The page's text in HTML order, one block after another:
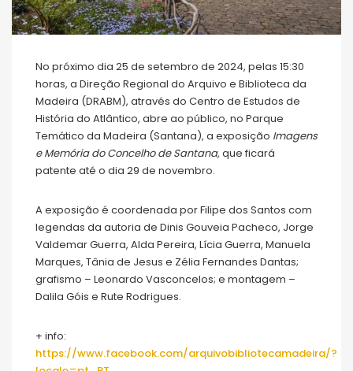
No próximo dia 25 de setembro de 2024, pelas 15:30
horas, a Direção Regional do Arquivo e Biblioteca da
Madeira (DRABM), através do Centro de Estudos de
História do Atlântico, abre ao público, no Parque
Temático da Madeira (Santana), a exposição Imagens
e Memória do Concelho de Santana, que ficará
patente até o dia 29 de novembro.
A exposição é coordenada por Filipe dos Santos com
legendas da autoria de Dinis Gouveia Pacheco, Jorge
Valdemar Guerra, Alda Pereira, Lícia Guerra, Manuela
Marques, Tânia de Jesus e Zélia Fernandes Dantas;
grafismo – Leonardo Vasconcelos; e montagem –
Dalila Góis e Rute Rodrigues.
+ info:
https://www.facebook.com/arquivobibliotecamadeira/?